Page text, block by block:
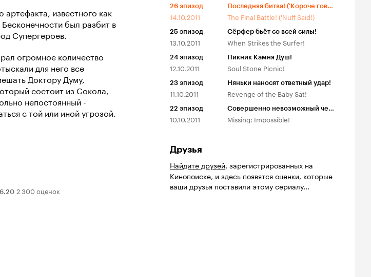
известного как
был разбит в
Супергероев.
огромное количество
для него все
Доктору Думу,
состоит из Сокола,
непостоянный -
с той или иной угрозой.
6.20 2 300 оценок
26 эпизод
14.10.2011
Последняя битва! ('Короче говоря!)
The Final Battle! ('Nuff Said!)
25 эпизод
13.10.2011
Сёрфер бьёт со всей силы!
When Strikes the Surfer!
24 эпизод
12.10.2011
Пикник Камня Душ!
Soul Stone Picnic!
23 эпизод
11.10.2011
Няньки наносят ответный удар!
Revenge of the Baby Sat!
22 эпизод
10.10.2011
Совершенно невозможный человек!
Missing: Impossible!
Друзья
Найдите друзей, зарегистрированных на
Кинопоиске, и здесь появятся оценки, которые
ваши друзья поставили этому сериалу...